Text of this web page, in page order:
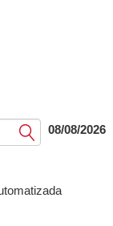
提
交
08/08/2026